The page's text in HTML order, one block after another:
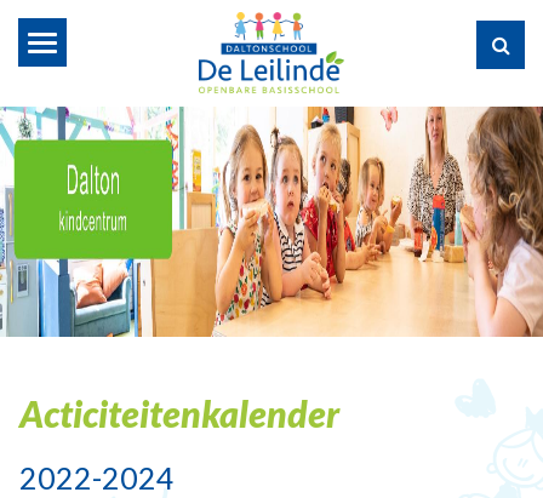
Toggle
navigation
Acticiteitenkalender
2022-2024